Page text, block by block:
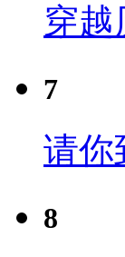
穿
7
请你
8